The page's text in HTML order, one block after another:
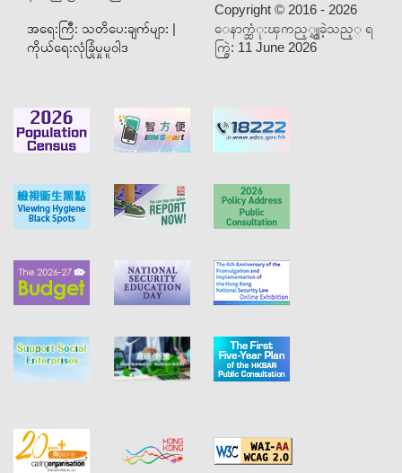
အရေးကြီး သတိပေးချက်များ |
ကိုယ်ရေးလုံခြုံမှုမူဝါဒ
Copyright © 2016 - 2026
ေနာက္ဆံုးၾကည့္ရွူခဲ့သည့္ ရ
က္စြဲ: 11 June 2026